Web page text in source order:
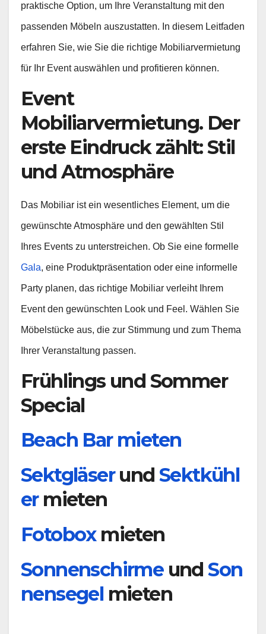
praktische Option, um Ihre Veranstaltung mit den
passenden Möbeln auszustatten. In diesem Leitfaden
erfahren Sie, wie Sie die richtige Mobiliarvermietung
für Ihr Event auswählen und profitieren können.
Event
Mobiliarvermietung. Der
erste Eindruck zählt: Stil
und Atmosphäre
Das Mobiliar ist ein wesentliches Element, um die
gewünschte Atmosphäre und den gewählten Stil
Ihres Events zu unterstreichen. Ob Sie eine formelle
Gala, eine Produktpräsentation oder eine informelle
Party planen, das richtige Mobiliar verleiht Ihrem
Event den gewünschten Look und Feel. Wählen Sie
Möbelstücke aus, die zur Stimmung und zum Thema
Ihrer Veranstaltung passen.
Frühlings und Sommer
Special
Beach Bar mieten
Sektgläserund Sektkühl
ermieten
Fotoboxmieten
Sonnenschirmeund Son
nensegel mieten